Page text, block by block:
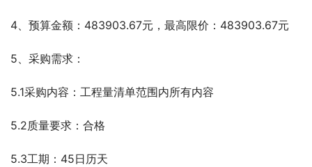
4、预算金额：483903.67元，最高限价：483903.67元
5、采购需求：
5.1采购内容：工程量清单范围内所有内容
5.2质量要求：合格
5.3工期：45日历天